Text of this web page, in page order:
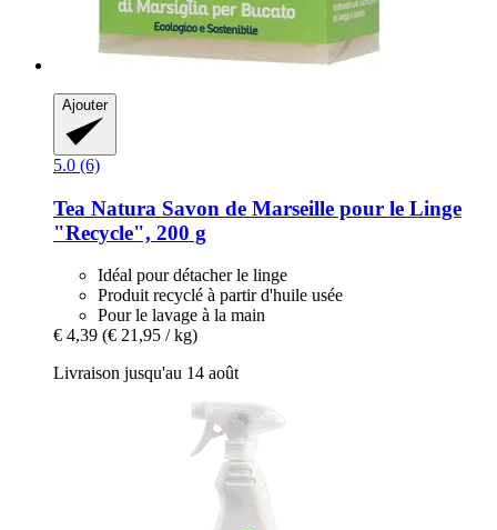
Ajouter
5.0 (6)
Tea Natura Savon de Marseille pour le Linge
"Recycle", 200 g
Idéal pour détacher le linge
Produit recyclé à partir d'huile usée
Pour le lavage à la main
€ 4,39 (€ 21,95 / kg)
Livraison jusqu'au 14 août